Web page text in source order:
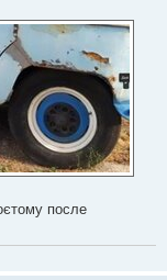
после